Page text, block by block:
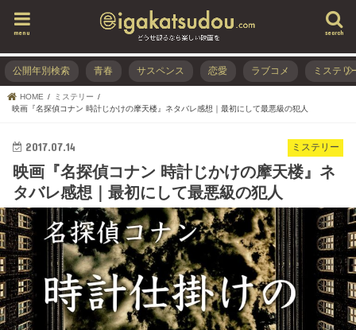
search
menu
公開年別検索 青春 サスペンス 恋愛 ラブコメ ミステリ
HOME
ミステリー
映画『名探偵コナン 時計じかけの摩天楼』ネタバレ感想｜最初にして最悪級の犯人
ミステリー
2017.07.14
映画『名探偵コナン 時計じかけの摩天楼』ネ
タバレ感想｜最初にして最悪級の犯人